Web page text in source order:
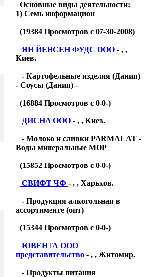
Основные виды деятельности:
1) Семь информацион
(19384 Просмотров с 07-30-2008)
ЯН ЙЕНСЕН ФУДС ООО - , ,
Киев.
- Картофельные изделия (Дания)
- Соусы (Дания) -
(16884 Просмотров с 0-0-)
ДИСНА ООО - , , Киев.
- Молоко и сливки PARMALAT -
Воды минеральные МОР
(15852 Просмотров с 0-0-)
СВИФТ ЧФ - , , Харьков.
- Продукция алкогольная в
ассортименте (опт)
(15344 Просмотров с 0-0-)
ЮВЕНТА ООО
представительство - , , Житомир.
- Продукты питания